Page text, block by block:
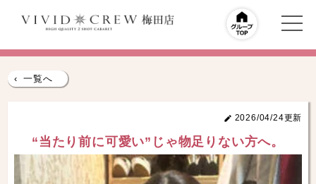
‹ 一覧へ
2026/04/24更新
“当たり前に可愛い”じゃ物足りない方へ。